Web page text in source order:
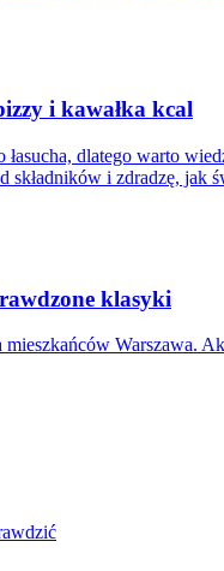
i kawałka kcal
dlatego warto
składników i zdradzę, jak
klasyki
Warszawa.